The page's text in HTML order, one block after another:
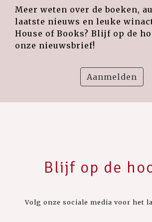
Meer weten over de boeken,
laatste nieuws en leuke
House of Books? Blijf op de
onze nieuwsbrief!
Aanmelden
Blijf op de
Volg onze sociale media voor het